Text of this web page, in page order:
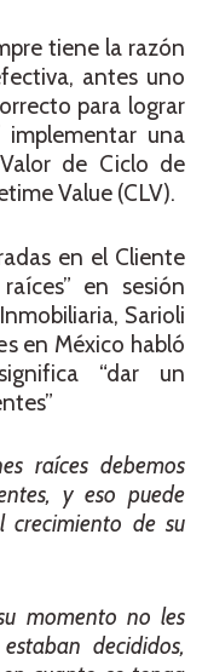
tiene la razón
antes uno
para lograr
una
de Ciclo de
Value (CLV).
en el Cliente
en sesión
Sarioli
en México habló
“dar un
raíces debemos
y eso puede
de su
momento no les
decididos,